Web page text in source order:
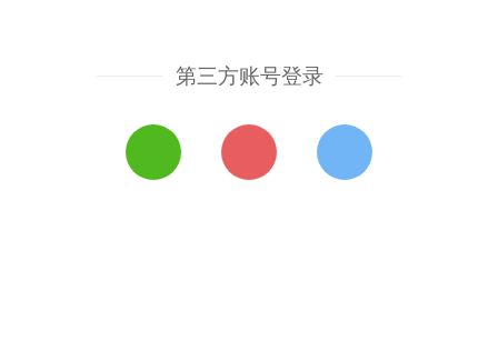
第三方账号登录